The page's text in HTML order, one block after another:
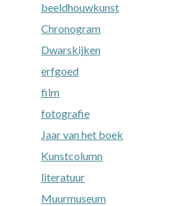
beeldhouwkunst
Chronogram
Dwarskijken
erfgoed
film
fotografie
Jaar van het boek
Kunstcolumn
literatuur
Muurmuseum